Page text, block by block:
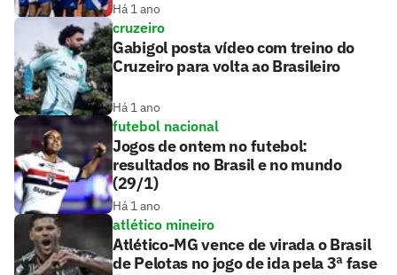
Há 1 ano
cruzeiro
Gabigol posta vídeo com treino do
Cruzeiro para volta ao Brasileiro
Há 1 ano
futebol nacional
Jogos de ontem no futebol:
resultados no Brasil e no mundo
(29/1)
Há 1 ano
atlético mineiro
Atlético-MG vence de virada o Brasil
de Pelotas no jogo de ida pela 3ª fase